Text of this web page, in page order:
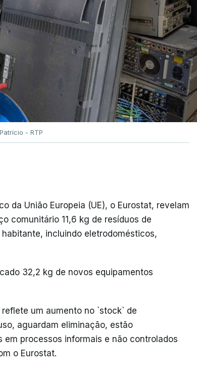
- RTP
da União Europeia (UE), o Eurostat, revelam
comunitário 11,6 kg de resíduos de
incluindo eletrodomésticos,
32,2 kg de novos equipamentos
um aumento no `stock` de
aguardam eliminação, estão
processos informais e não controlados
o Eurostat.